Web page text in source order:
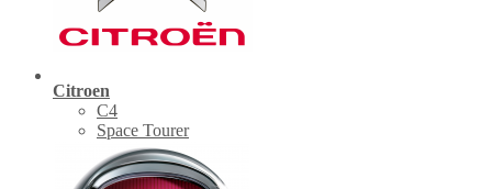
Citroen
C4
Space Tourer